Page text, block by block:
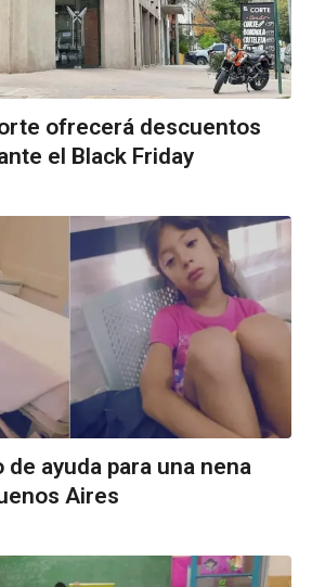
ofrecerá descuentos
el Black Friday
ayuda para una nena
Aires